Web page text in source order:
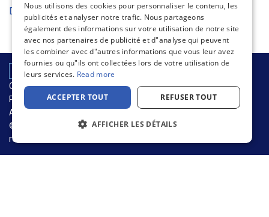
Déclaration UE de conformité
CHAÎNE D’APPROVISIONNEMENT ET DURABILITÉ
POLITIQUE DE CONFIDENTIALITÉ
Avis relatif aux cookies
© 2026 Warson Group, Inc., d.b.a. Warson Brands. Tous droits
réservés.
FRENCH
GERMAN
DUTCH
ITALIAN
Nous utilisons des cookies pour personnaliser le contenu, les
publicités et analyser notre trafic. Nous partageons
également des informations sur votre utilisation de notre site
avec nos partenaires de publicité et d"analyse qui peuvent
les combiner avec d"autres informations que vous leur avez
fournies ou qu"ils ont collectées lors de votre utilisation de
leurs services. Read more
ACCEPTER TOUT REFUSER TOUT
AFFICHER LES DÉTAILS